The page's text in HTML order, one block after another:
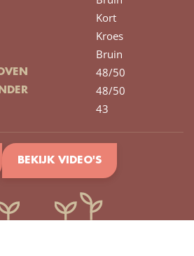
Kort
Kroes
Bruin
48/50
48/50
43
BEKIJK VIDEO'S